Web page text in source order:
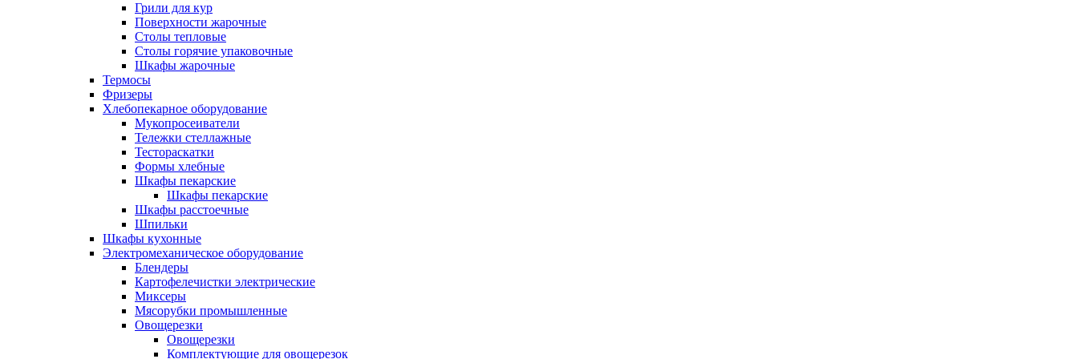
Грили для кур
Поверхности жарочные
Столы тепловые
Столы горячие упаковочные
Шкафы жарочные
Термосы
Фризеры
Хлебопекарное оборудование
Мукопросеиватели
Тележки стеллажные
Тестораскатки
Формы хлебные
Шкафы пекарские
Шкафы пекарские
Шкафы расстоечные
Шпильки
Шкафы кухонные
Электромеханическое оборудование
Блендеры
Картофелечистки электрические
Миксеры
Мясорубки промышленные
Овощерезки
Овощерезки
Комплектующие для овощерезок